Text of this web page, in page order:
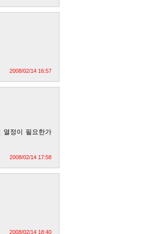
2008/02/14 16:57
열정이 필요한가
2008/02/14 17:58
2008/02/14 18:40